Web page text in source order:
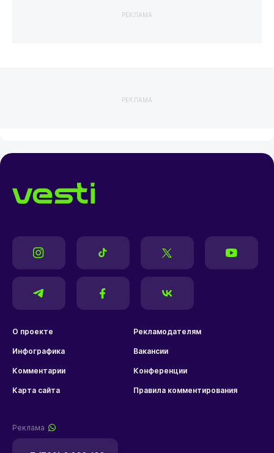
РЕКЛАМА
РЕКЛАМА
О проекте Рекламодателям
Инфографика Вакансии
Комментарии Конференции
Карта сайта Правила комментирования
Реклама